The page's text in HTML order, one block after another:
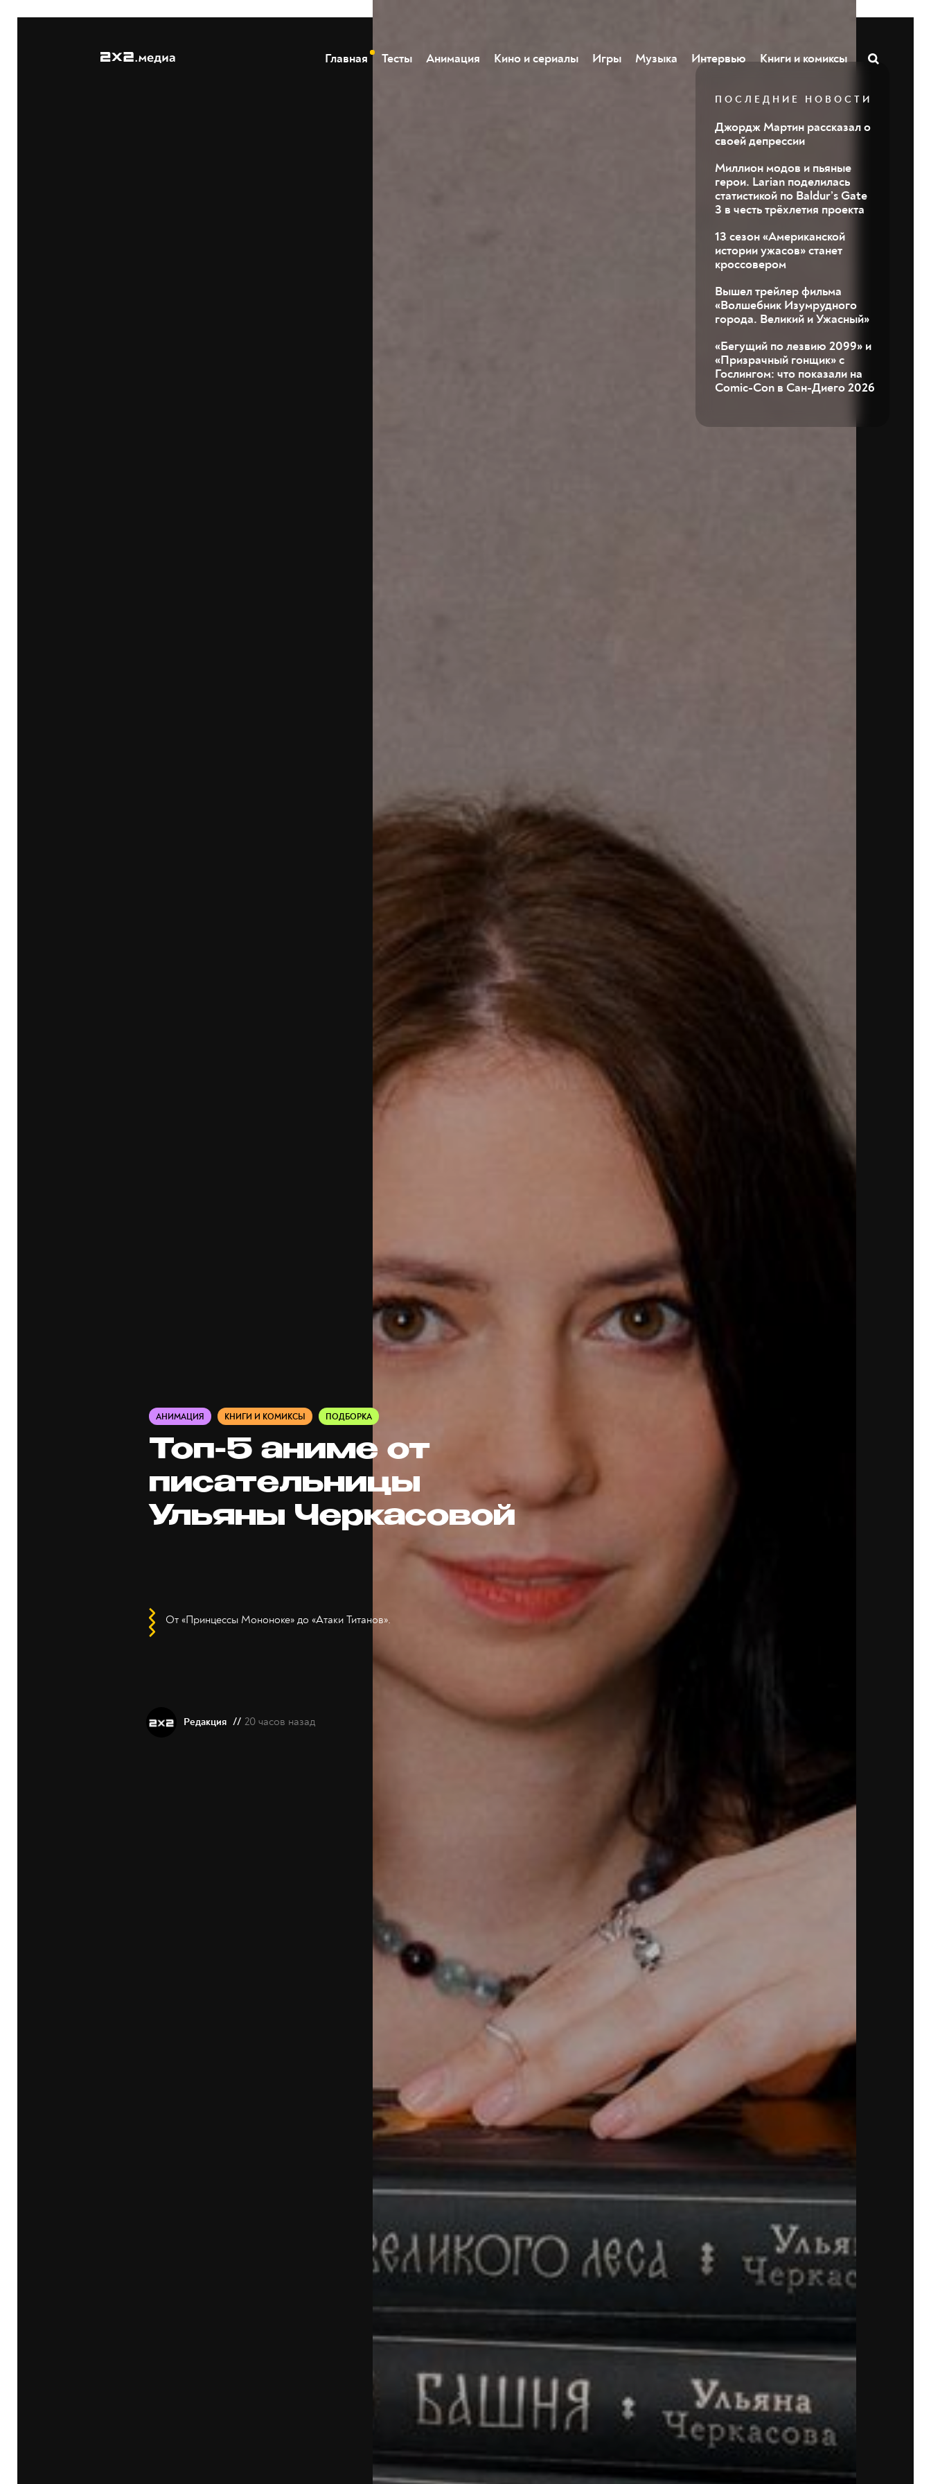
Главная Тесты Анимация Кино и сериалы Игры Музыка Интервью Книги и комиксы
АНИМАЦИЯ КНИГИ И КОМИКСЫ ПОДБОРКА
Топ-5 аниме от
писательницы
Ульяны Черкасовой
От «Принцессы Мононоке» до «Атаки Титанов».
Редакция // 20 часов назад
ПОСЛЕДНИЕ НОВОСТИ
Джордж Мартин рассказал о
своей депрессии
Миллион модов и пьяные
герои. Larian поделилась
статистикой по Baldur’s Gate
3 в честь трёхлетия проекта
13 сезон «Американской
истории ужасов» станет
кроссовером
Вышел трейлер фильма
«Волшебник Изумрудного
города. Великий и Ужасный»
«Бегущий по лезвию 2099» и
«Призрачный гонщик» с
Гослингом: что показали на
Comic-Con в Сан-Диего 2026